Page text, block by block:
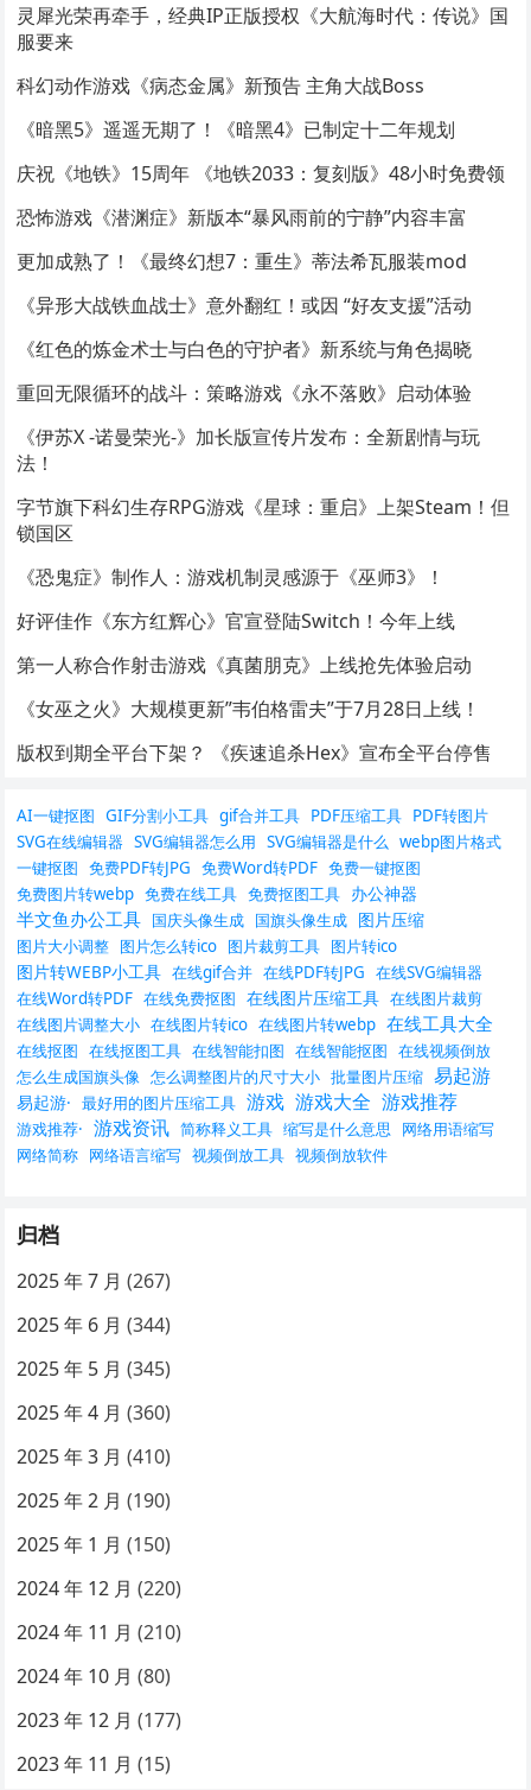
灵犀光荣再牵手，经典IP正版授权《大航海时代：传说》国
服要来
科幻动作游戏《病态金属》新预告 主角大战Boss
《暗黑5》遥遥无期了！《暗黑4》已制定十二年规划
庆祝《地铁》15周年 《地铁2033：复刻版》48小时免费领
恐怖游戏《潜渊症》新版本“暴风雨前的宁静”内容丰富
更加成熟了！《最终幻想7：重生》蒂法希瓦服装mod
《异形大战铁血战士》意外翻红！或因 “好友支援”活动
《红色的炼金术士与白色的守护者》新系统与角色揭晓
重回无限循环的战斗：策略游戏《永不落败》启动体验
《伊苏X -诺曼荣光-》加长版宣传片发布：全新剧情与玩
法！
字节旗下科幻生存RPG游戏《星球：重启》上架Steam！但
锁国区
《恐鬼症》制作人：游戏机制灵感源于《巫师3》！
好评佳作《东方红辉心》官宣登陆Switch！今年上线
第一人称合作射击游戏《真菌朋克》上线抢先体验启动
《女巫之火》大规模更新”韦伯格雷夫”于7月28日上线！
版权到期全平台下架？ 《疾速追杀Hex》宣布全平台停售
AI一键抠图 GIF分割小工具 gif合并工具 PDF压缩工具 PDF转图片
SVG在线编辑器 SVG编辑器怎么用 SVG编辑器是什么 webp图片格式
一键抠图 免费PDF转JPG 免费Word转PDF 免费一键抠图
免费图片转webp 免费在线工具 免费抠图工具 办公神器
半文鱼办公工具 国庆头像生成 国旗头像生成 图片压缩
图片大小调整 图片怎么转ico 图片裁剪工具 图片转ico
图片转WEBP小工具 在线gif合并 在线PDF转JPG 在线SVG编辑器
在线Word转PDF 在线免费抠图 在线图片压缩工具 在线图片裁剪
在线图片调整大小 在线图片转ico 在线图片转webp 在线工具大全
在线抠图 在线抠图工具 在线智能扣图 在线智能抠图 在线视频倒放
怎么生成国旗头像 怎么调整图片的尺寸大小 批量图片压缩 易起游
易起游· 最好用的图片压缩工具 游戏 游戏大全 游戏推荐
游戏推荐· 游戏资讯 简称释义工具 缩写是什么意思
网络用语缩写
网络简称 网络语言缩写 视频倒放工具 视频倒放软件
归档
2025 年 7 月 (267)
2025 年 6 月 (344)
2025 年 5 月 (345)
2025 年 4 月 (360)
2025 年 3 月 (410)
2025 年 2 月 (190)
2025 年 1 月 (150)
2024 年 12 月 (220)
2024 年 11 月 (210)
2024 年 10 月 (80)
2023 年 12 月 (177)
2023 年 11 月 (15)